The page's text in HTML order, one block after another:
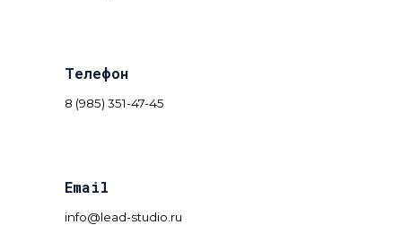
Телефон
8 (985) 351-47-45
Email
info@lead-studio.ru